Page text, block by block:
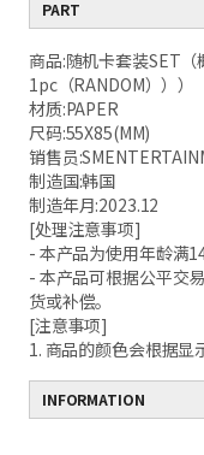
PART
商品:随机卡套装SET
1pc（RANDOM）））
材质:PAPER
尺码:55X85(MM)
销售员
制造国:韩国
制造年月:2023.12
[处理注意事项]
- 本产品为使用年龄满
- 本产品可根据公平交
货或补偿。
[注意事项]
1. 商品的颜色会根据显
INFORMATION